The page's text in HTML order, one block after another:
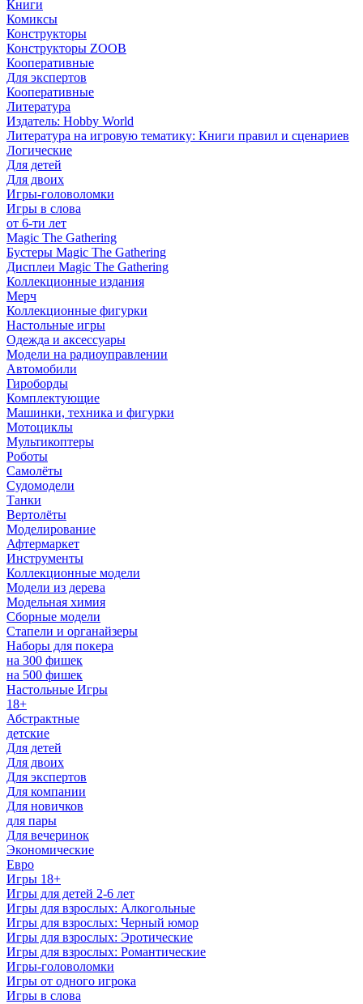
Книги
Комиксы
Конструкторы
Конструкторы ZOOB
Кооперативные
Для экспертов
Кооперативные
Литература
Издатель: Hobby World
Литература на игровую тематику: Книги правил и сценариев
Логические
Для детей
Для двоих
Игры-головоломки
Игры в слова
от 6-ти лет
Magic The Gathering
Бустеры Magic The Gathering
Дисплеи Magic The Gathering
Коллекционные издания
Мерч
Коллекционные фигурки
Настольные игры
Одежда и аксессуары
Модели на радиоуправлении
Автомобили
Гироборды
Комплектующие
Машинки, техника и фигурки
Мотоциклы
Мультикоптеры
Роботы
Самолёты
Судомодели
Танки
Вертолёты
Моделирование
Афтермаркет
Инструменты
Коллекционные модели
Модели из дерева
Модельная химия
Сборные модели
Стапели и органайзеры
Наборы для покера
на 300 фишек
на 500 фишек
Настольные Игры
18+
Абстрактные
детские
Для детей
Для двоих
Для экспертов
Для компании
Для новичков
для пары
Для вечеринок
Экономические
Евро
Игры 18+
Игры для детей 2-6 лет
Игры для взрослых: Алкогольные
Игры для взрослых: Черный юмор
Игры для взрослых: Эротические
Игры для взрослых: Романтические
Игры-головоломки
Игры от одного игрока
Игры в слова